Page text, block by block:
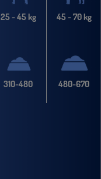
25 - 45 kg 45 - 70 kg
310-480 480-670